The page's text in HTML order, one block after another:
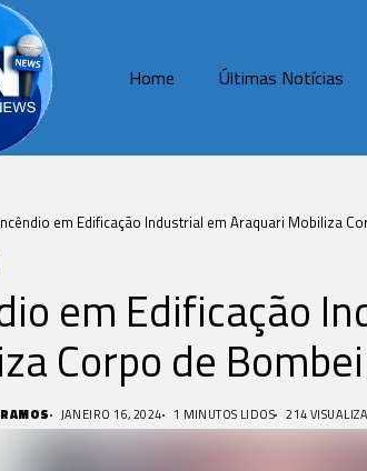
Home Últimas Notícias
em Edificação Industrial em Araquari Mobiliza
em Edificação
Corpo de
JANEIRO 16, 2024 1 MINUTOS LIDOS 214